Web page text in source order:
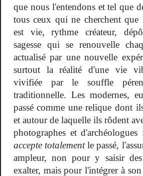
que nous l'entendons et tel que
tous ceux qui ne cherchent
est vie, rythme créateur,
sagesse qui se renouvelle
actualisé par une nouvelle
surtout la réalité d'une vie
vivifiée par le souffle
traditionnelle. Les modernes,
passé comme une relique dont
et autour de laquelle ils rôdent
photographes et
accepte totalementle passé,
ampleur, non pour y saisir
exalter, mais pour l'intégrer à